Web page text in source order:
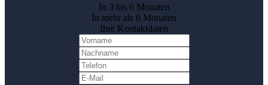
In 3 bis 6 Monaten
In mehr als 6 Monaten
Ihre Kontaktdaten